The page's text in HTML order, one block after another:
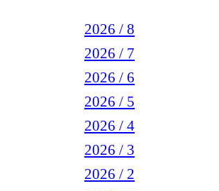
2026 / 8
2026 / 7
2026 / 6
2026 / 5
2026 / 4
2026 / 3
2026 / 2